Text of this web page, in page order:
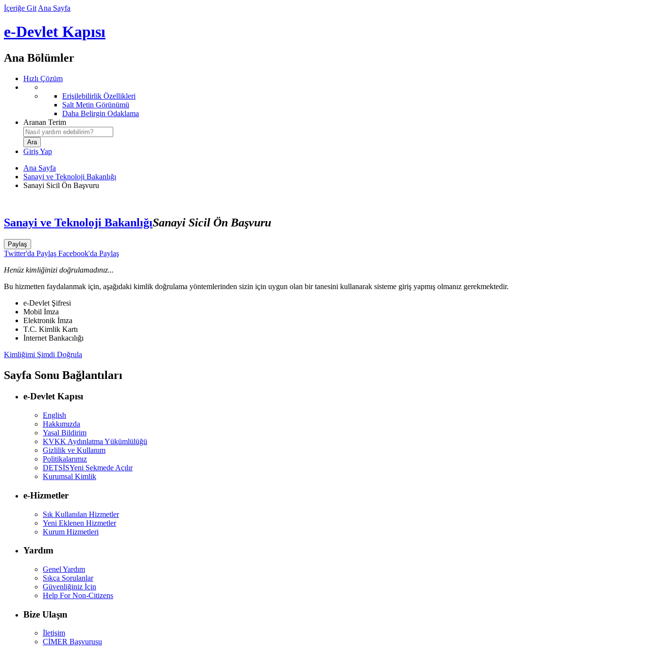
İçeriğe Git Ana Sayfa
e-Devlet Kapısı
Ana Bölümler
Hızlı Çözüm
Erişilebilirlik Özellikleri
Salt Metin Görünümü
Daha Belirgin Odaklama
Aranan Terim
Giriş Yap
Ana Sayfa
Sanayi ve Teknoloji Bakanlığı
Sanayi Sicil Ön Başvuru
Sanayi ve Teknoloji BakanlığıSanayi Sicil Ön Başvuru
Paylaş
Twitter'da Paylaş Facebook'da Paylaş
Henüz kimliğinizi doğrulamadınız...
Bu hizmetten faydalanmak için, aşağıdaki kimlik doğrulama yöntemlerinden sizin için uygun olan bir tanesini kullanarak sisteme giriş yapmış olmanız gerekmektedir.
e-Devlet Şifresi
Mobil İmza
Elektronik İmza
T.C. Kimlik Kartı
İnternet Bankacılığı
Kimliğimi Şimdi Doğrula
Sayfa Sonu Bağlantıları
e-Devlet Kapısı
English
Hakkımızda
Yasal Bildirim
KVKK Aydınlatma Yükümlülüğü
Gizlilik ve Kullanım
Politikalarımız
DETSİSYeni Sekmede Açılır
Kurumsal Kimlik
e-Hizmetler
Sık Kullanılan Hizmetler
Yeni Eklenen Hizmetler
Kurum Hizmetleri
Yardım
Genel Yardım
Sıkça Sorulanlar
Güvenliğiniz İçin
Help For Non-Citizens
Bize Ulaşın
İletişim
CİMER Başvurusu